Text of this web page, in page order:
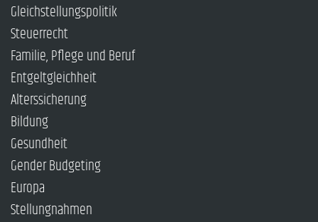
Gleichstellungspolitik
Steuerrecht
Familie, Pflege und Beruf
Entgeltgleichheit
Alterssicherung
Bildung
Gesundheit
Gender Budgeting
Europa
Stellungnahmen